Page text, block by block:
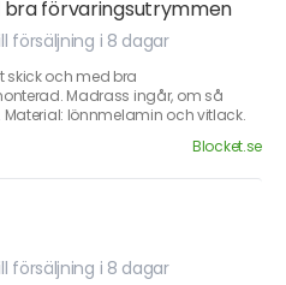
förvaringsutrymmen
försäljning i 8 dagar
skick och med bra
Madrass ingår, om så
lönnmelamin och vitlack.
Blocket.se
försäljning i 8 dagar